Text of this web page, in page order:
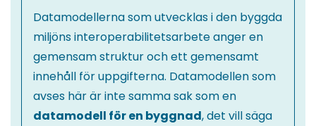
Datamodellerna som utvecklas i den byggda
miljöns interoperabilitetsarbete anger en
gemensam struktur och ett gemensamt
innehåll för uppgifterna. Datamodellen som
avses här är inte samma sak som en
datamodell för en byggnad, det vill säga